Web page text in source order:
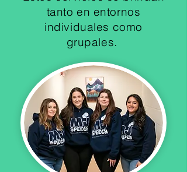
tanto en entornos
individuales como
grupales.